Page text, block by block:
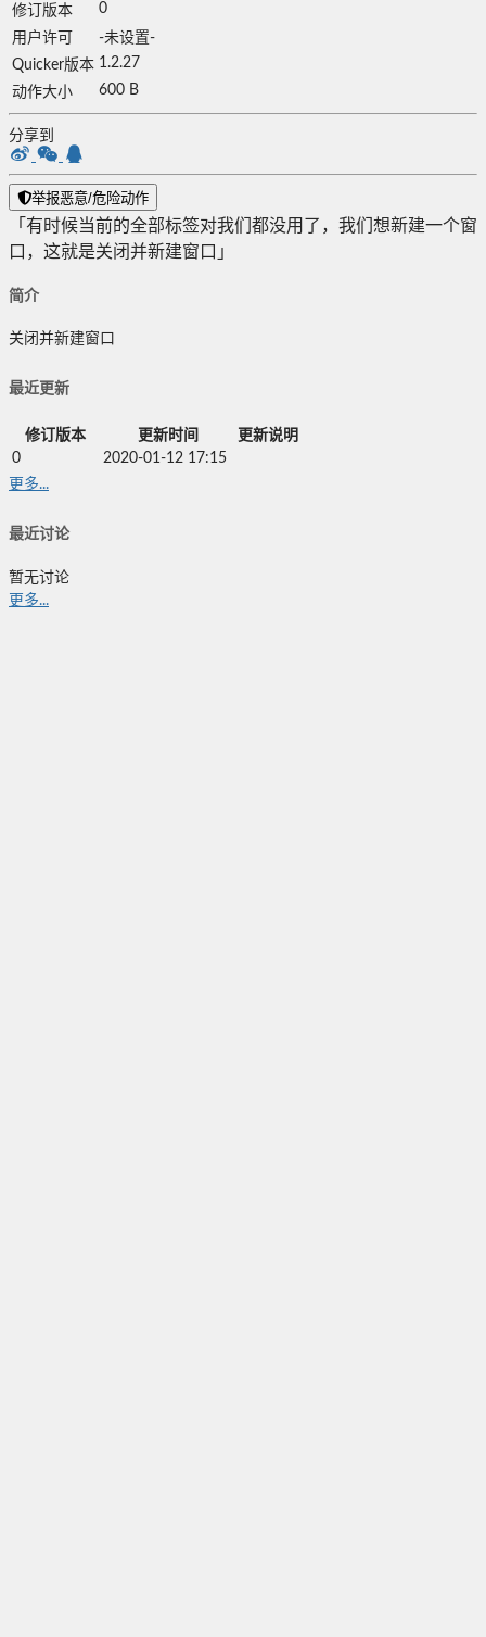
修订版本
0
用户许可
-未设置-
Quicker版本 1.2.27
动作大小
600 B
分享到
举报恶意/危险动作
「有时候当前的全部标签对我们都没用了，我们想新建一个窗
口，这就是关闭并新建窗口」
简介
关闭并新建窗口
最近更新
修订版本 更新时间
更新说明
0
2020-01-12 17:15
更多...
最近讨论
暂无讨论
更多...